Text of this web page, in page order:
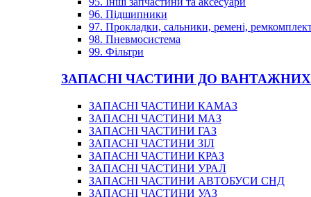
96. Підшипники
97. Прокладки, сальники, ремені,
98. Пневмосистема
99. Фільтри
ЗАПАСНІ ЧАСТИНИ ДО
ЗАПАСНІ ЧАСТИНИ КАМАЗ
ЗАПАСНІ ЧАСТИНИ МАЗ
ЗАПАСНІ ЧАСТИНИ ГАЗ
ЗАПАСНІ ЧАСТИНИ ЗІЛ
ЗАПАСНІ ЧАСТИНИ КРАЗ
ЗАПАСНІ ЧАСТИНИ УРАЛ
ЗАПАСНІ ЧАСТИНИ АВТОБУСИ СНД
ЗАПАСНІ ЧАСТИНИ УАЗ